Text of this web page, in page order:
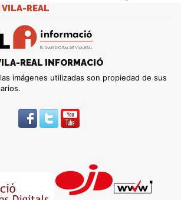
VILA-REAL
REAL INFORMACIÓ
imágenes utilizadas son propiedad de sus